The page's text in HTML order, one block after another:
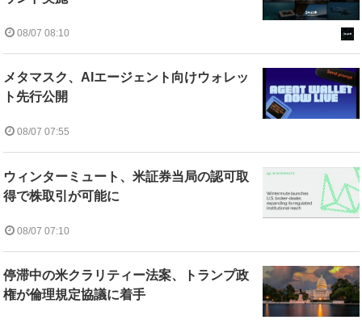
08/07 08:10
メタマスク、AIエージェント向けウォレッ
ト先行公開
08/07 07:55
ウィンターミュート、米証券当局の認可取
得で株取引が可能に
08/07 07:10
停滞中の米クラリティー法案、トランプ政
権が倫理規定協議に着手